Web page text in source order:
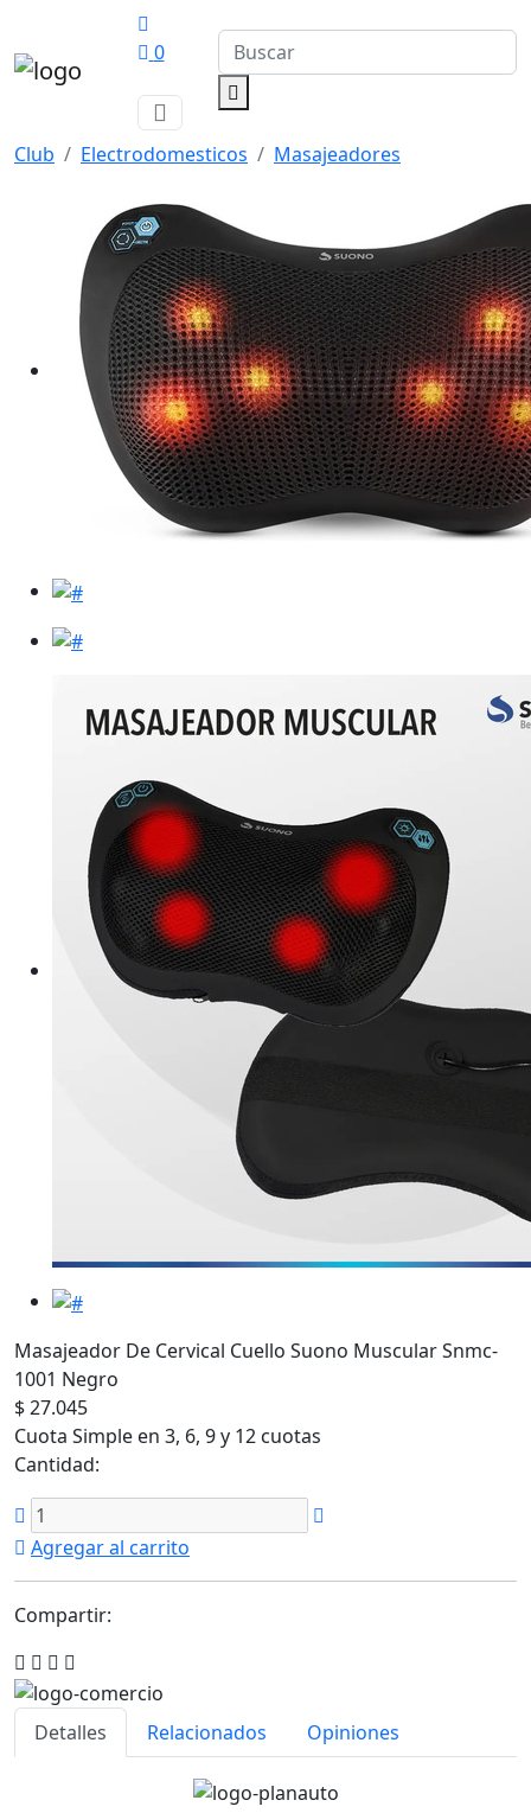
0
Club Electrodomesticos Masajeadores
Masajeador De Cervical Cuello Suono Muscular Snmc-
1001 Negro
$ 27.045
Cuota Simple en 3, 6, 9 y 12 cuotas
Cantidad:
Agregar al carrito
Compartir:
Detalles Relacionados Opiniones